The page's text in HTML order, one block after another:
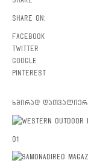
Share on:
facebook
twitter
google
pinterest
ხშირად
01